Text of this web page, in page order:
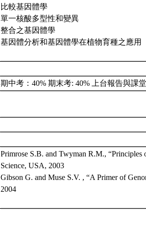
比較基因體學
單一核酸多型性和變異
整合之基因體學
基因體分析和基因體學在植物育種之應用
期中考：40% 期末考: 40% 上台報告與課
Primrose S.B. and Twyman R.M.,
Science, USA, 2003
Gibson G. and Muse S.V. , “A Primer of
2004